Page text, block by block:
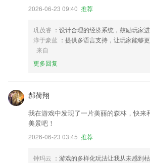
2026-06-23 09:40 推荐
巩茂睿 ：设计合理的经济系统，鼓励玩家
淳于豪蓝 ：提供多语言支持，让玩家能够
来自
更多回复
郝荷翔
我在游戏中发现了一片美丽的森林，快来
美景吧！
2026-06-23 03:45 推荐
钟玛云 ：游戏的多样化玩法让我从未感到